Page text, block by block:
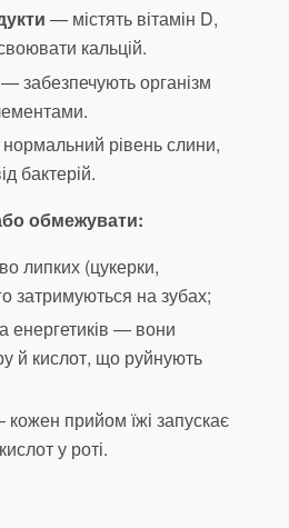
— містять вітамін D,
кальцій.
— забезпечують організм
рівень слини,
бактерій.
обмежувати:
липких (цукерки,
затримуються на зубах;
енергетиків — вони
й кислот, що руйнують
кожен прийом їжі запускає
у роті.